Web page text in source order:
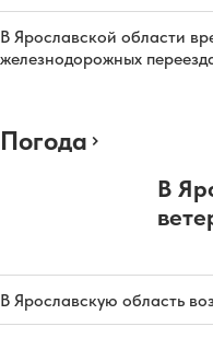
В Ярославской области
железнодорожных
Погода
В
В Ярославскую область